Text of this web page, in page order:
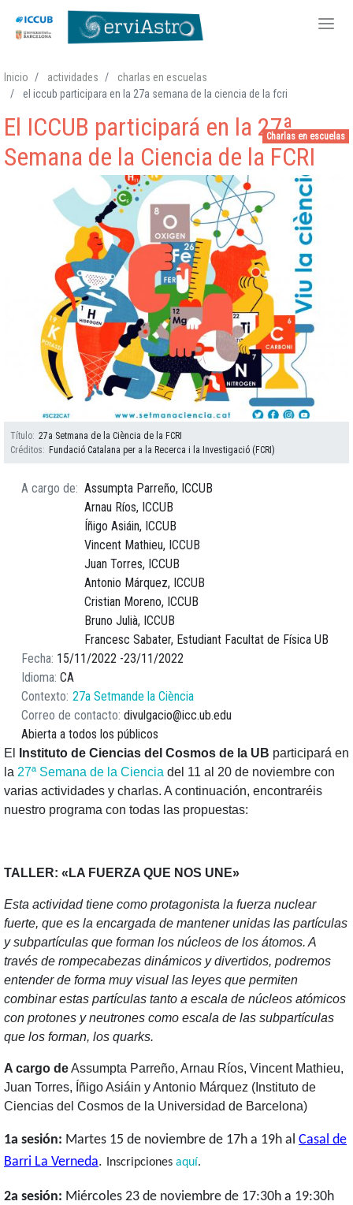
Pasar
al
principal
Inicio actividades
charlas en escuelas
el iccub participara en la 27a semana de la ciencia de la fcri
Charlas en escuelas
El ICCUB participará en la 27ª
Semana de la Ciencia de la FCRI
Título 27a Setmana de la Ciència de la FCRI
Créditos
Fundació Catalana per a la Recerca i la Investigació (FCRI)
A cargo de
Assumpta Parreño, ICCUB
Arnau Ríos, ICCUB
Íñigo Asiáin, ICCUB
Vincent Mathieu, ICCUB
Juan Torres, ICCUB
Antonio Márquez, ICCUB
Cristian Moreno, ICCUB
Bruno Julià, ICCUB
Francesc Sabater, Estudiant Facultat de Física UB
Fecha 15/11/2022 23/11/2022
Idioma CA
Contexto 27a Setmande la Ciència
Correo de contacto divulgacio@icc.ub.edu
Abierta a todos los públicos
El Instituto de Ciencias del Cosmos de la UB participará en
la 27ª Semana de la Ciencia del 11 al 20 de noviembre con
varias actividades y charlas. A continuación, encontraréis
nuestro programa con todas las propuestas:
TALLER: «LA FUERZA QUE NOS UNE»
Esta actividad tiene como protagonista la fuerza nuclear
fuerte, que es la encargada de mantener unidas las partículas
y subpartículas que forman los núcleos de los átomos. A
través de rompecabezas dinámicos y divertidos, podremos
entender de forma muy visual las leyes que permiten
combinar estas partículas tanto a escala de núcleos atómicos
con protones y neutrones como escala de las subpartículas
que los forman, los quarks.
A cargo deAssumpta Parreño, Arnau Ríos, Vincent Mathieu,
Juan Torres, Íñigo Asiáin y Antonio Márquez (Instituto de
Ciencias del Cosmos de la Universidad de Barcelona)
1a sesión: Martes 15 de noviembre de 17h a 19h al Casal de
Barri La Verneda. Inscripciones aquí.
2a sesión: Miércoles 23 de noviembre de 17:30h a 19:30h